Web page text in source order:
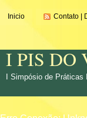
Inicio Contato |
I PIS DO
I Simpósio de